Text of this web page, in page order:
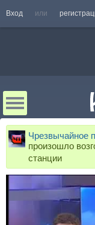
Вход или
Чрезвычайное
произошло
станции